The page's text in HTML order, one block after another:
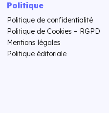
Politique
Politique de confidentialité
Politique de Cookies – RGPD
Mentions légales
Politique éditoriale